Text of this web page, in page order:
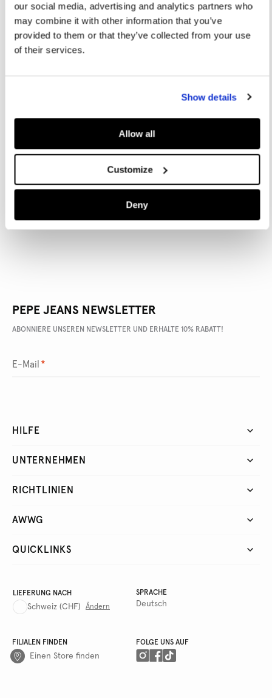
our social media, advertising and analytics partners who
may combine it with other information that you’ve
provided to them or that they’ve collected from your use
of their services.
Show details
Allow all
Customize
Deny
Größentabelle
Werktagen
Rückgabe
PEPE JEANS NEWSLETTER
ABONNIERE UNSEREN NEWSLETTER UND ERHALTE 10% RABATT!
E-Mail *
HILFE
UNTERNEHMEN
RICHTLINIEN
AWWG
QUICKLINKS
LIEFERUNG NACH
Schweiz (CHF) Ändern
SPRACHE
Deutsch
FILIALEN FINDEN
Einen Store finden
FOLGE UNS AUF